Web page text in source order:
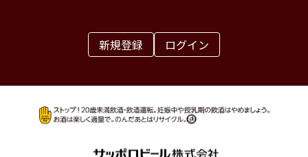
新規登録 ログイン